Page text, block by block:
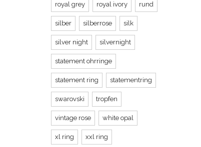
royal grey royal ivory rund
silber silberrose silk
silver night silvernight
statement ohrringe
statement ring statementring
swarovski tropfen
vintage rose white opal
xl ring xxl ring